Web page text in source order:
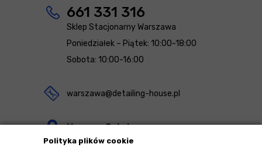
Polityka plików cookie
661 331 316
Sklep Stacjonarny Warszawa
Poniedziałek – Piątek: 10:00-18:00
Sobota: 10:00-16:00
warszawa@detailing-house.pl
Magazyn Rekcin
Nomos Sp. z o.o. sp.k.